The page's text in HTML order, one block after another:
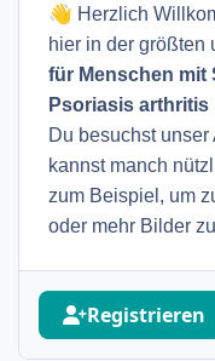
👋 Herzlich
hier in der größten
für Menschen mit
Psoriasis arthritis
Du besuchst
kannst manch
zum Beispiel, um
oder mehr Bilder
Registrieren